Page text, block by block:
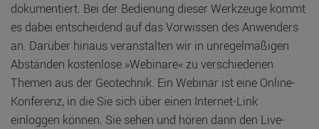
dokumentiert. Bei der Bedienung dieser Werkzeuge kommt
es dabei entscheidend auf das Vorwissen des Anwenders
an. Darüber hinaus veranstalten wir in unregelmäßigen
Abständen kostenlose »Webinare« zu verschiedenen
Themen aus der Geotechnik. Ein Webinar ist eine Online-
Konferenz, in die Sie sich über einen Internet-Link
einloggen können. Sie sehen und hören dann den Live-